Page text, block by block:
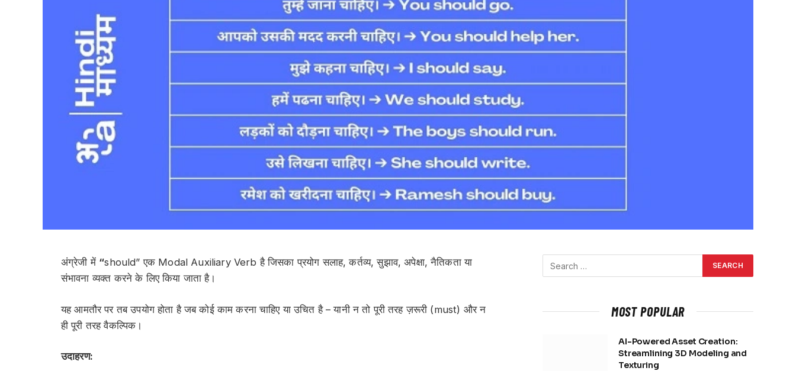
अंग्रेजी में “should” एक Modal Auxiliary Verb है जिसका प्रयोगसलाह, कर्तव्य, सुझाव, अपेक्षा, नैतिकता या
संभावना व्यक्त करने के लिए किया जाता है।
यह आमतौर पर तब उपयोग होता है जब कोई कामकरना चाहिएयाउचित है– यानी न तो पूरी तरह ज़रूरी (must) और न
ही पूरी तरह वैकल्पिक।
उदाहरण:
MOST POPULAR
AI-Powered Asset Creation:
Streamlining 3D Modeling and
Texturing